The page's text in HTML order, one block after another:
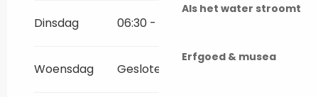
Als het water stroomt
Erfgoed & musea
Dinsdag 06:30 - 12:30
Woensdag Gesloten